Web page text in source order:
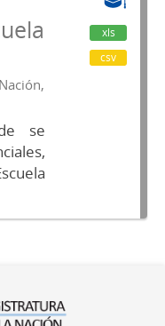
se
xls
csv